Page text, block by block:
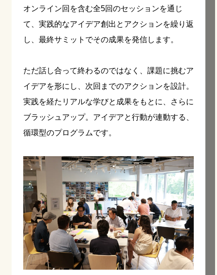
オンライン回を含む全5回のセッションを通じ
て、実践的なアイデア創出とアクションを繰り返
し、最終サミットでその成果を発信します。
ただ話し合って終わるのではなく、課題に挑むア
イデアを形にし、次回までのアクションを設計。
実践を経たリアルな学びと成果をもとに、さらに
ブラッシュアップ。アイデアと行動が連動する、
循環型のプログラムです。